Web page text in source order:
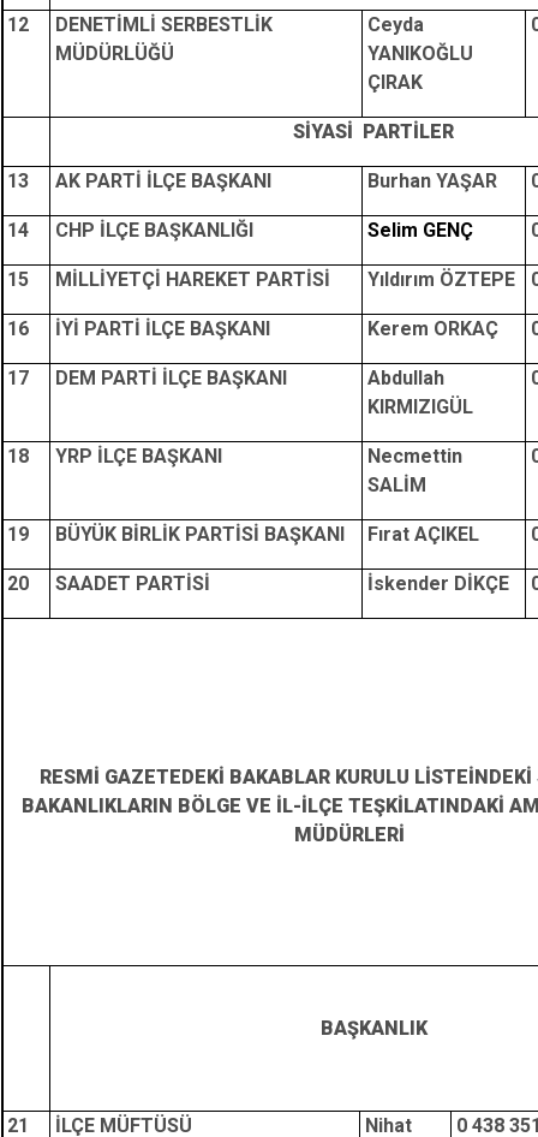
12
DENETİMLİ SERBESTLİK
MÜDÜRLÜĞÜ
Ceyda
YANIKOĞLU
ÇIRAK
SİYASİ PARTİLER
13 AK PARTİ İLÇE BAŞKANI Burhan YAŞAR
14 CHP İLÇE BAŞKANLIĞI Selim GENÇ
15 MİLLİYETÇİ HAREKET PARTİSİ Yıldırım ÖZTEPE
16 İYİ PARTİ İLÇE BAŞKANI Kerem ORKAÇ
17 DEM PARTİ İLÇE BAŞKANI
Abdullah
KIRMIZIGÜL
18 YRP İLÇE BAŞKANI
Necmettin
SALİM
19 BÜYÜK BİRLİK PARTİSİ BAŞKANI Fırat AÇIKEL
20 SAADET PARTİSİ İskender DİKÇE
RESMİ GAZETEDEKİ BAKABLAR KURULU LİSTEİNDEKİ
BAKANLIKLARIN BÖLGE VE İL-İLÇE TEŞKİLATINDAKİ
MÜDÜRLERİ
BAŞKANLIK
21 İLÇE MÜFTÜSÜ Nihat 0 438